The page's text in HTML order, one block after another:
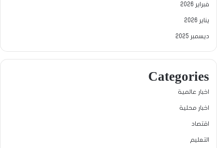
فبراير 2026
يناير 2026
ديسمبر 2025
Categories
اخبار عالمية
اخبار محلية
اقتصاد
التعليم